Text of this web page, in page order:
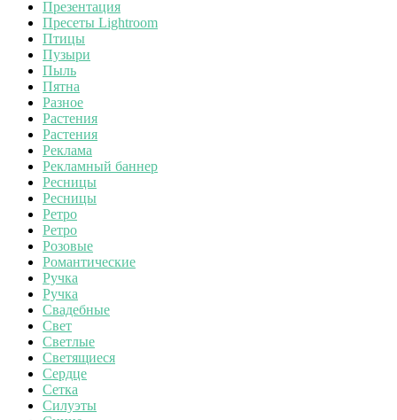
Презентация
Пресеты Lightroom
Птицы
Пузыри
Пыль
Пятна
Разное
Растения
Растения
Реклама
Рекламный баннер
Ресницы
Ресницы
Ретро
Ретро
Розовые
Романтические
Ручка
Ручка
Свадебные
Свет
Светлые
Светящиеся
Сердце
Сетка
Силуэты